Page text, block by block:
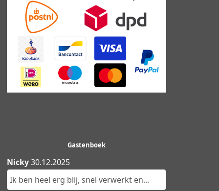
Gastenboek
Nicky30.12.2025
Ik ben heel erg blij, snel verwerkt en...